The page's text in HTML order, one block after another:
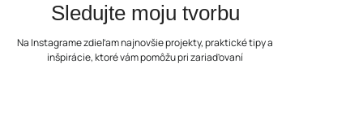
Sledujte moju tvorbu
Na Instagrame zdieľam najnovšie projekty, praktické tipy a
inšpirácie, ktoré vám pomôžu pri zariaďovaní